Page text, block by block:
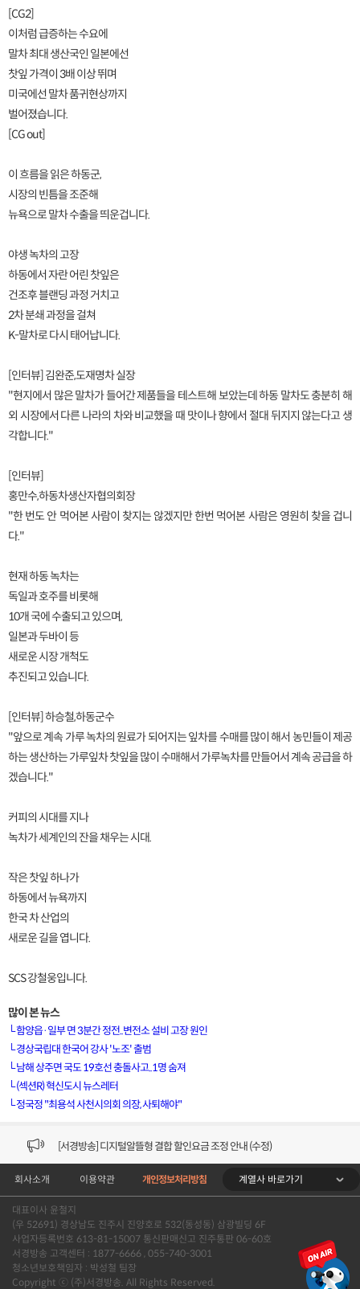
[CG2]
이처럼 급증하는 수요에
말차 최대 생산국인 일본에선
찻잎 가격이 3배 이상 뛰며
미국에선 말차 품귀현상까지
벌어졌습니다.
[CG out]
이 흐름을 읽은 하동군,
시장의 빈틈을 조준해
뉴욕으로 말차 수출을 띄운겁니다.
야생 녹차의 고장
하동에서 자란 어린 찻잎은
건조후 블랜딩 과정 거치고
2차 분쇄 과정을 걸쳐
K-말차로 다시 태어납니다.
[인터뷰] 김완준,도재명차 실장
"현지에서 많은 말차가 들어간 제품들을 테스트해 보았는데 하동 말차도 충분히 해
외 시장에서 다른 나라의 차와 비교했을 때 맛이나 향에서 절대 뒤지지 않는다고 생
각합니다."
[인터뷰]
홍만수,하동차생산자협의회장
"한 번도 안 먹어본 사람이 찾지는 않겠지만 한번 먹어본 사람은 영원히 찾을 겁니
다."
현재 하동 녹차는
독일과 호주를 비롯해
10개 국에 수출되고 있으며,
일본과 두바이 등
새로운 시장 개척도
추진되고 있습니다.
[인터뷰] 하승철,하동군수
"앞으로 계속 가루 녹차의 원료가 되어지는 잎차를 수매를 많이 해서 농민들이 제공
하는 생산하는 가루잎차 찻잎을 많이 수매해서 가루녹차를 만들어서 계속 공급을 하
겠습니다."
커피의 시대를 지나
녹차가 세계인의 잔을 채우는 시대.
작은 찻잎 하나가
하동에서 뉴욕까지
한국 차 산업의
새로운 길을 엽니다.
SCS 강철웅입니다.
많이 본 뉴스
└함양읍·일부 면 3분간 정전..변전소 설비 고장 원인
└경상국립대 한국어 강사 '노조' 출범
└남해 상주면 국도 19호선 충돌사고..1명 숨져
└(섹션R) 혁신도시 뉴스레터
└정국정 "최용석 사천시의회 의장, 사퇴해야"
[서경방송] 일부 채널편성 변경 안내의 건 (7/22)
[서경방송] 디지털알뜰형 결합 할인요금 조정 안내 (수정)
[공지] 개인정보처리방침 (Ver2.15) 개정의 건 (7/1)
[서경방송] 일부 채널편성 변경 안내의 건 (7/1)
[VOD공지] 청춘초이스 이용금액 변경 안내
[서경방송] 일부 채널편성 변경 안내의 건 (7/22)
회사소개 이용약관 개인정보처리방침 계열사 바로가기
대표이사 윤철지
(우 52691) 경상남도 진주시 진양호로 532(동성동) 삼광빌딩 6F
사업자등록번호 613-81-15007 통신판매신고 진주통판 06-60호
서경방송 고객센터 : 1877-6666 , 055-740-3001
청소년보호책임자 : 박성철 팀장
Copyright ⓒ (주)서경방송. All Rights Reserved.